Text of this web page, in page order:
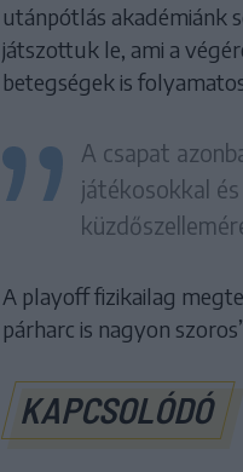
utánpótlás akadémiánk
játszottuk le, ami a
betegségek is
A csapat
játékosokkal
A playoff fizikailag
párharc is nagyon
KAPCSOLÓDÓ